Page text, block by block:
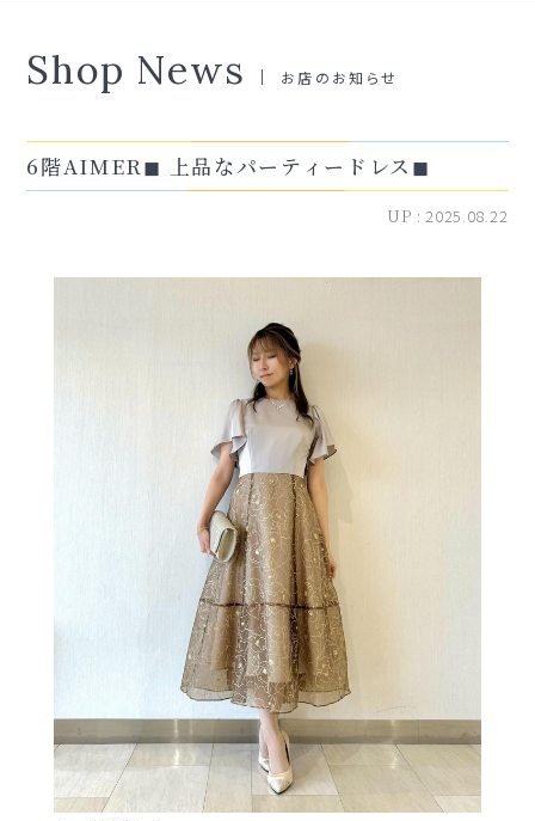
Shop News お店のお知らせ
6階AIMER◼︎ 上品なパーティードレス◼︎
UP :2025.08.22